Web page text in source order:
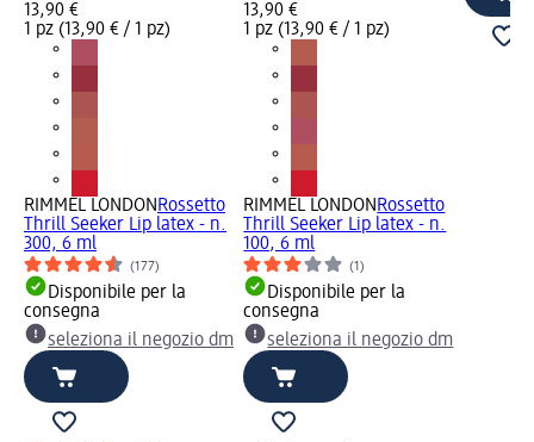
13,90 €
1 pz (13,90 € / 1 pz)
RIMMEL LONDONRossetto
Thrill Seeker Lip latex - n.
300, 6 ml
(177)
Disponibile per la
consegna
seleziona il negozio dm
13,90 €
1 pz (13,90 € / 1 pz)
RIMMEL LONDONRossetto
Thrill Seeker Lip latex - n.
100, 6 ml
(1)
Disponibile per la
consegna
seleziona il negozio dm